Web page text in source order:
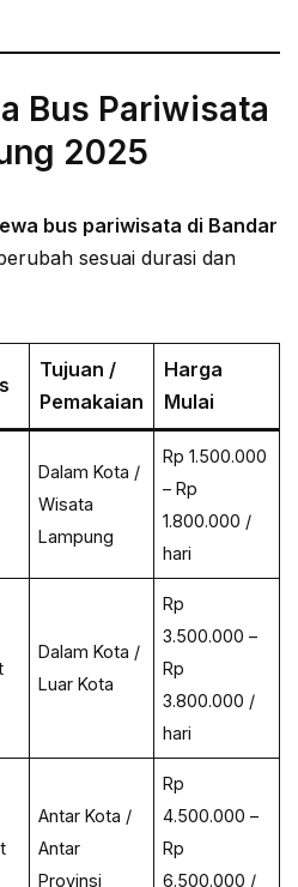
Bus Pariwisata
2025
bus pariwisata di Bandar
sesuai durasi dan
Tujuan /
Pemakaian
Harga
Mulai
Dalam Kota /
Wisata
Lampung
Rp 1.500.000
– Rp
1.800.000 /
hari
Dalam Kota /
Luar Kota
Rp
3.500.000 –
Rp
3.800.000 /
hari
Antar Kota /
Antar
Provinsi
Rp
4.500.000 –
Rp
6.500.000 /